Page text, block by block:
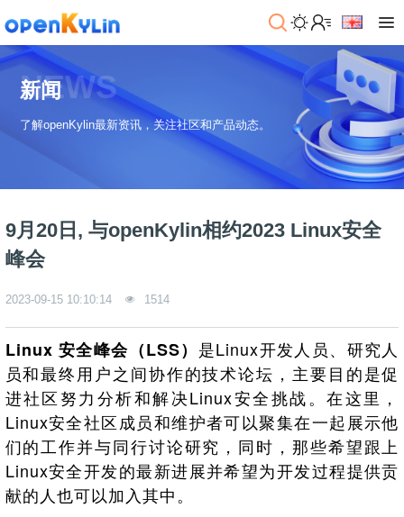
>
下
载
系
p
y
n
2
.
0
S
P
2
（
x
8
>
发
行
版
兼
生
发
版
术
衍
生
发
>
资
源
镜
像
站
应
用
镜
社
于
社
区
区
社
区
架
构
数
字
看
板
社
流
社
区
论
坛
邮
件
列
>
社
区
组
织
S
>
态
>
社
资
新
闻
动
态
社
区
月
刊
>
社
区
活
动
会
员
沙
>
品
牌
>
学
习
资
源
在
线
课
程
文
>
人
才
认
证
发
>
开
发
规
范
开
>
>
支
持
技
术
NEWS
新闻
了解openKylin最新资讯，关注社区和产品动态。
9月20日, 与openKylin相约2023 Linux安全
峰会
2023-09-15 10:10:14 1514
Linux 安全峰会（LSS） 是Linux开发人员、研究人
员和最终用户之间协作的技术论坛，主要目的是促
进社区努力分析和解决Linux安全挑战。在这里，
Linux安全社区成员和维护者可以聚集在一起展示他
们的工作并与同行讨论研究，同时，那些希望跟上
Linux安全开发的最新进展并希望为开发过程提供贡
献的人也可以加入其中。